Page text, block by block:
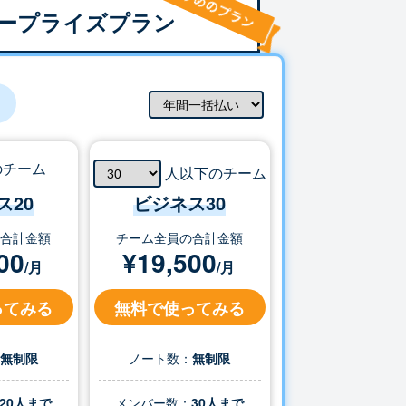
プライズプラン
ーム
20
計金額
/月
みる
無制限
20人まで
人以下のチーム
ビジネス30
チーム全員の合計金額
¥19,500/月
無料で使ってみる
ノート数：無制限
メンバー数：30 人まで